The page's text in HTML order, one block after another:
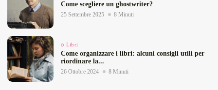
Come scegliere un ghostwriter?
25 Settembre 2025 8 Minuti
Libri
Come organizzare i libri: alcuni consigli utili per
riordinare la...
26 Ottobre 2024 8 Minuti